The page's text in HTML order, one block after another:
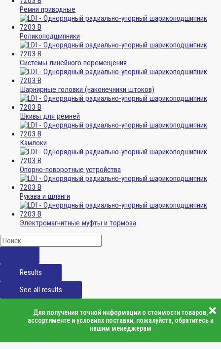
Ремни приводные
Роликоподшипники
Системы линейного перемещения
Шарнирные головки (наконечники штоков)
Шкивы для ремней
Камлоки
Опорно-поворотные устройства
Рукава и шланги
Электромагнитные муфты и тормоза
Results
See all results
Для получения точной информации о стоимости товаров,
ассортименте и условиях поставки, пожалуйста, обратитесь к
нашим менеджерам